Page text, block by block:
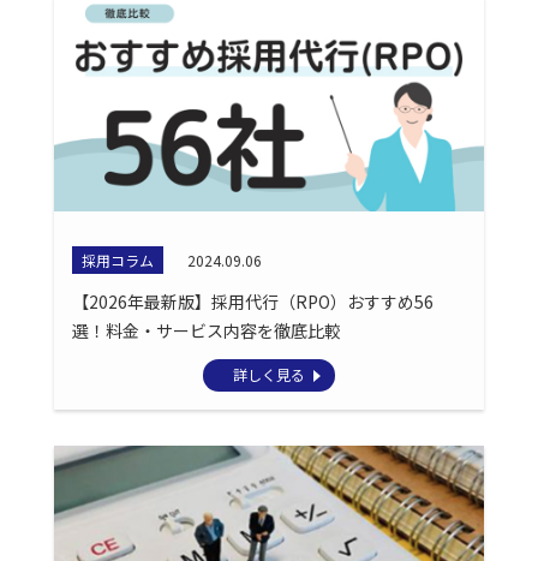
採用コラム 2024.09.06
【2026年最新版】採用代行（RPO）おすすめ56
選！料金・サービス内容を徹底比較
詳しく見る